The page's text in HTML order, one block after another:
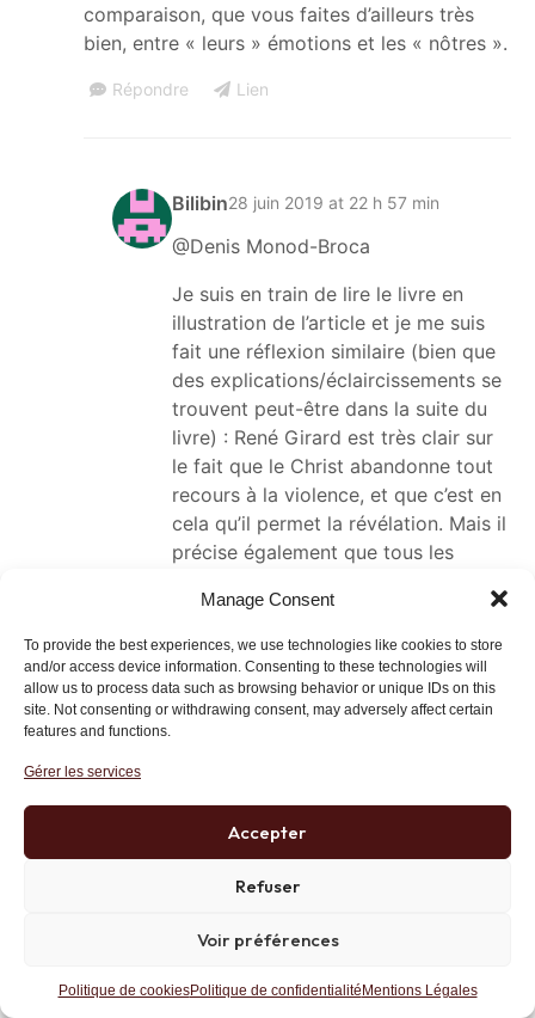
Manage Consent
To provide the best experiences, we use technologies like cookies to store
and/or access device information. Consenting to these technologies will
allow us to process data such as browsing behavior or unique IDs on this
site. Not consenting or withdrawing consent, may adversely affect certain
features and functions.
Gérer les services
Accepter
Refuser
Voir préférences
Politique de cookiesPolitique de confidentialité Mentions Légales
comparaison, que vous faites d’ailleurs très
bien, entre « leurs » émotions et les « nôtres ».
Répondre Lien
Bilibin28 juin 2019 at 22 h 57 min
@Denis Monod-Broca
Je suis en train de lire le livre en
illustration de l’article et je me suis
fait une réflexion similaire (bien que
des explications/éclaircissements se
trouvent peut-être dans la suite du
livre) : René Girard est très clair sur
le fait que le Christ abandonne tout
recours à la violence, et que c’est en
cela qu’il permet la révélation. Mais il
précise également que tous les
Comme toujours dans ces « crises ».
Mais alors comment la révélation a-
t-elle été possible? Par la
résurrection qui rassemble les
« témoins » et leur redonne la
Mais voilà tout le problème : la
résurrection est un phénomène
visiblement assez rare. Se laisser
parce que l’expérience nous dit que
fameuse idée de Nietzsche qui disait